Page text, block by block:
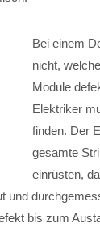
Bei einem
nicht,
Module
Elektriker
finden. Der
gesamte
einrüsten,
und
bis zum